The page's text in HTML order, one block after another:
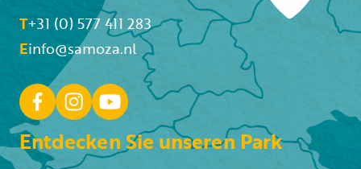
T+31 (0) 577 411 283
Einfo@samoza.nl
Entdecken Sie unseren Park